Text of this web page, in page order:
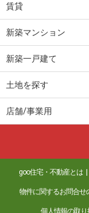
賃貸
新築マンション
新築一戸建て
土地を探す
店舗/事業用
goo住宅・不動産とは
物件に関するお問合せ
個人情報の取